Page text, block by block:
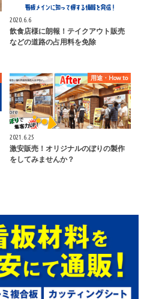
2020.6.6
飲食店様に朗報！テイクアウト販売
などの道路の占用料を免除
用途・How to
2021.6.25
激安販売！オリジナルのぼりの製作
をしてみませんか？